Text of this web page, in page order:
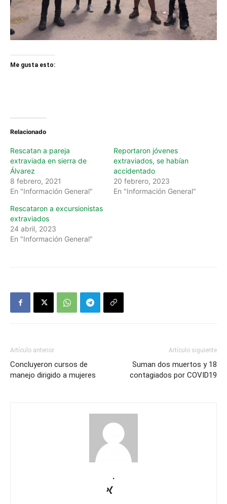
Me gusta esto:
Relacionado
Rescatan a pareja
extraviada en sierra de
Álvarez
8 febrero, 2021
En "Información General"
Reportaron jóvenes
extraviados, se habían
accidentado
20 febrero, 2023
En "Información General"
Rescataron a excursionistas
extraviados
24 abril, 2023
En "Información General"
Artículo anterior
Concluyeron cursos de
manejo dirigido a mujeres
Artículo siguiente
Suman dos muertos y 18
contagiados por COVID19
.